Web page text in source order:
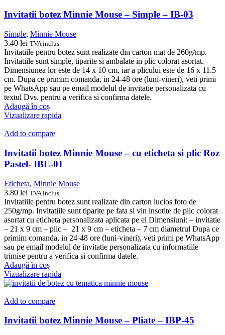
Invitatii botez Minnie Mouse – Simple – IB-03
Simple, Minnie Mouse
3.40 lei TVA inclus
Invitatiile pentru botez sunt realizate din carton mat de 260g/mp.
Invitatiile sunt simple, tiparite si ambalate in plic colorat asortat.
Dimensiunea lor este de 14 x 10 cm, iar a plicului este de 16 x 11.5
cm. Dupa ce primim comanda, in 24-48 ore (luni-vineri), veti primi
pe WhatsApp sau pe email modelul de invitatie personalizata cu
textul Dvs. pentru a verifica si confirma datele.
Adaugă în coș
Vizualizare rapida
Add to compare
Invitatii botez Minnie Mouse – cu eticheta si plic Roz
Pastel- IBE-01
Eticheta, Minnie Mouse
3.80 lei TVA inclus
Invitatiile pentru botez sunt realizate din carton lucios foto de
250g/mp. Invitatiile sunt tiparite pe fata si vin insotite de plic colorat
asortat cu eticheta personalizata aplicata pe el Dimensiuni: – invitatie
– 21 x 9 cm – plic – 21 x 9 cm – eticheta – 7 cm diametrul Dupa ce
primim comanda, in 24-48 ore (luni-vineri), veti primi pe WhatsApp
sau pe email modelul de invitatie personalizata cu informatiile
trimise pentru a verifica si confirma datele.
Adaugă în coș
Vizualizare rapida
Add to compare
Invitatii botez Minnie Mouse – Pliate – IBP-45